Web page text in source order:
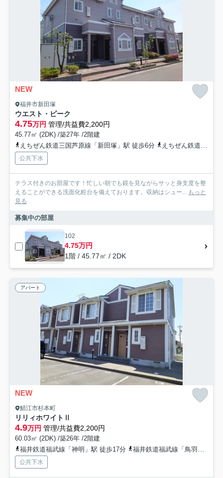
NEW
福井市新田塚
ウエスト・ピーク
4.75万円 管理/共益費2,200円
45.77㎡ (2DK) /築27年 /2階建
えちぜん鉄道三国芦原線「新田塚」駅 徒歩6分
えちぜん鉄道三国芦原線「八ツ島」駅 徒歩14分
公共下水
テラス付きのお部屋です！忙しい朝でも鏡を見ながらサッと身支度を整
えることができる洗面化粧台を備えております。収納はシュー... もっと
見る
募集中の部屋
102
4.75万円
1階 / 45.77㎡ / 2DK
アパート
NEW
鯖江市杉本町
リリィホワイトⅡ
4.9万円 管理/共益費2,200円
60.03㎡ (2DK) /築26年 /2階建
福井鉄道福武線「神明」駅 徒歩17分
福井鉄道福武線「鳥羽中」駅 徒歩29分
公共下水